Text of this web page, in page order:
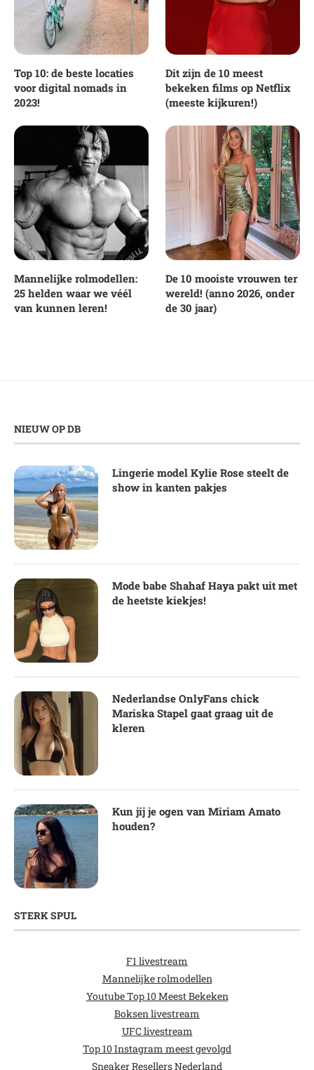
Top 10: de beste locaties
voor digital nomads in
2023!
Dit zijn de 10 meest
bekeken films op Netflix
(meeste kijkuren!)
Mannelijke rolmodellen:
25 helden waar we véél
van kunnen leren!
De 10 mooiste vrouwen ter
wereld! (anno 2026, onder
de 30 jaar)
NIEUW OP DB
Lingerie model Kylie Rose steelt de
show in kanten pakjes
Mode babe Shahaf Haya pakt uit met
de heetste kiekjes!
Nederlandse OnlyFans chick
Mariska Stapel gaat graag uit de
kleren
Kun jij je ogen van Miriam Amato
houden?
STERK SPUL
F1 livestream
Mannelijke rolmodellen
Youtube Top 10 Meest Bekeken
Boksen livestream
UFC livestream
Top 10 Instagram meest gevolgd
Sneaker Resellers Nederland